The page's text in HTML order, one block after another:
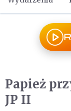
Papież
JP II